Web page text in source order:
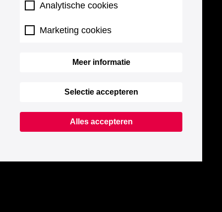
Analytische cookies
Marketing cookies
Meer informatie
Selectie accepteren
Alles accepteren